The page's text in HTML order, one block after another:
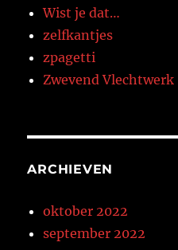
Wist je dat…
zelfkantjes
zpagetti
Zwevend Vlechtwerk
ARCHIEVEN
oktober 2022
september 2022